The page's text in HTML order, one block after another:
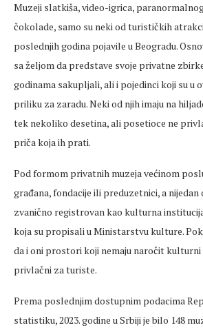
Muzeji slatkiša, video-igrica,
čokolade, samo su neki od turističkih
poslednjih godina pojavile u Beogradu.
sa željom da predstave svoje privatne
godinama sakupljali, ali i pojedinci koji su u
priliku za zaradu. Neki od njih imaju na
tek nekoliko desetina, ali posetioce ne
priča koja ih prati.
Pod formom privatnih muzeja većinom
građana, fondacije ili preduzetnici, a
zvanično registrovan kao kulturna
koja su propisali u Ministarstvu kulture.
da i oni prostori koji nemaju naročit kulturni
privlačni za turiste.
Prema poslednjim dostupnim podacima
statistiku, 2023. godine u Srbiji je bilo 148